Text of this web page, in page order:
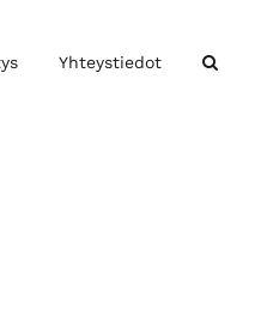
Yhteystiedot